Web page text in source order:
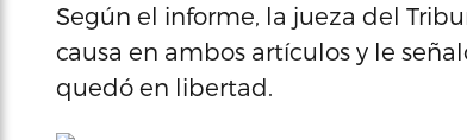
Según el informe, la jueza del
causa en ambos artículos y le
quedó en libertad.